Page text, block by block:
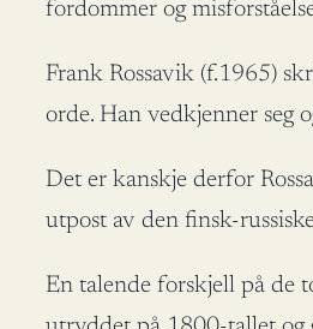
fordommer og
Frank Rossavik (f.1965)
orde. Han vedkjenner seg
Det er kanskje derfor
utpost av den finsk-
En talende forskjell på de